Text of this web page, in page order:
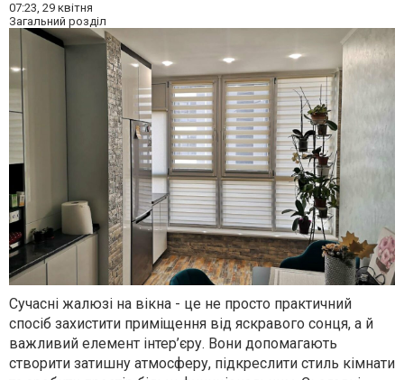
07:23, 29 квітня
Загальний розділ
Сучасні жалюзі на вікна - це не просто практичний
спосіб захистити приміщення від яскравого сонця, а й
важливий елемент інтер’єру. Вони допомагають
створити затишну атмосферу, підкреслити стиль кімнати